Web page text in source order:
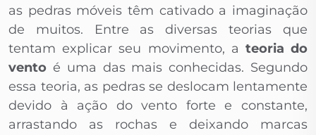
as pedras móveis têm cativado a imaginação
de muitos. Entre as diversas teorias que
tentam explicar seu movimento, a teoria do
vento é uma das mais conhecidas. Segundo
essa teoria, as pedras se deslocam lentamente
devido à ação do vento forte e constante,
arrastando as rochas e deixando marcas